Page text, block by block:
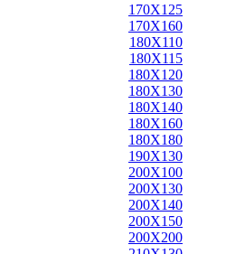
170X125
170X160
180X110
180X115
180X120
180X130
180X140
180X160
180X180
190X130
200X100
200X130
200X140
200X150
200X200
בחטיאר
ביג'אר
בירגאנד
בלגי
ברבר
ג'יג'ים
גאבה
גבה
גוש'אגן
גושאגאן
דורוחש
האגלו
הודי
הולביין
הריז